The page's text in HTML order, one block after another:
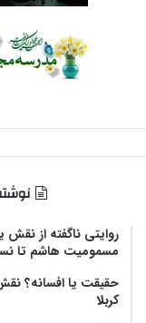
روایتی ناگفته از نقش
مسمومیت هاشم تا
حقیقت یا افسانه؟‌
کربلا